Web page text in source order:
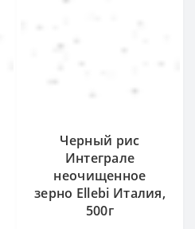
Черный рис
Интеграле
неочищенное
зерно Ellebi Италия,
500г